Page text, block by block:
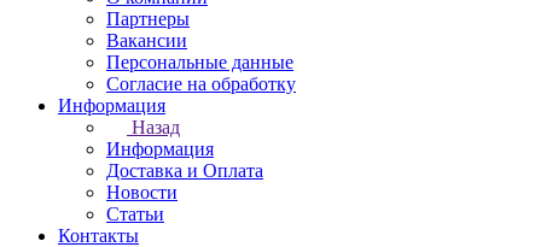
Партнеры
Вакансии
Персональные данные
Согласие на обработку
Информация
Назад
Информация
Доставка и Оплата
Новости
Статьи
Контакты